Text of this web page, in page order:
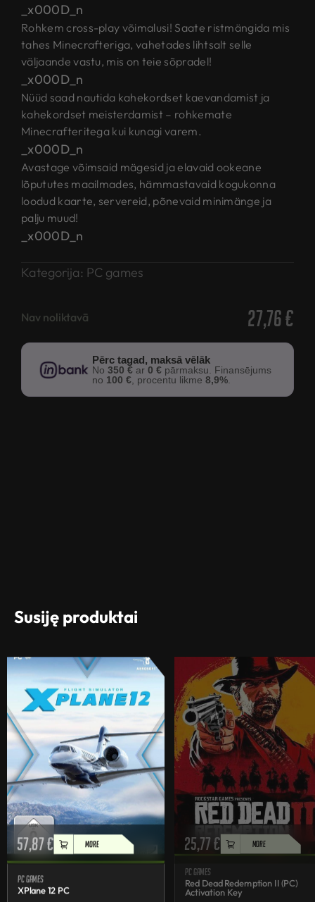
_x000D_n
Rohkem cross-play võimalusi! Saate ristmängida mis
tahes Minecrafteriga, vahetades lihtsalt selle
väljaande vastu, mis on teie sõpradel!
_x000D_n
Nüüd saad nautida kahekordset kaevandamist ja
kahekordset meisterdamist – rohkemate
Minecrafteritega kui kunagi varem.
_x000D_n
Avastage võimsaid mägesid ja elavaid ookeane
lõpututes maailmades, hämmastavaid kogukonna
loodud kaarte, servereid, põnevaid minimänge ja
palju muud!
_x000D_n
Kategorija: PC games
Nav noliktavā 27,76€
Pērc tagad, maksā vēlāk
No350 € ar0 € pārmaksu. Finansējums
no 100 €, procentu likme8,9%.
Susiję produktai
57,87€ MORE
PC games
XPlane 12 PC
25,77€ MORE
PC games
Red Dead Redemption II (PC)
Activation Key